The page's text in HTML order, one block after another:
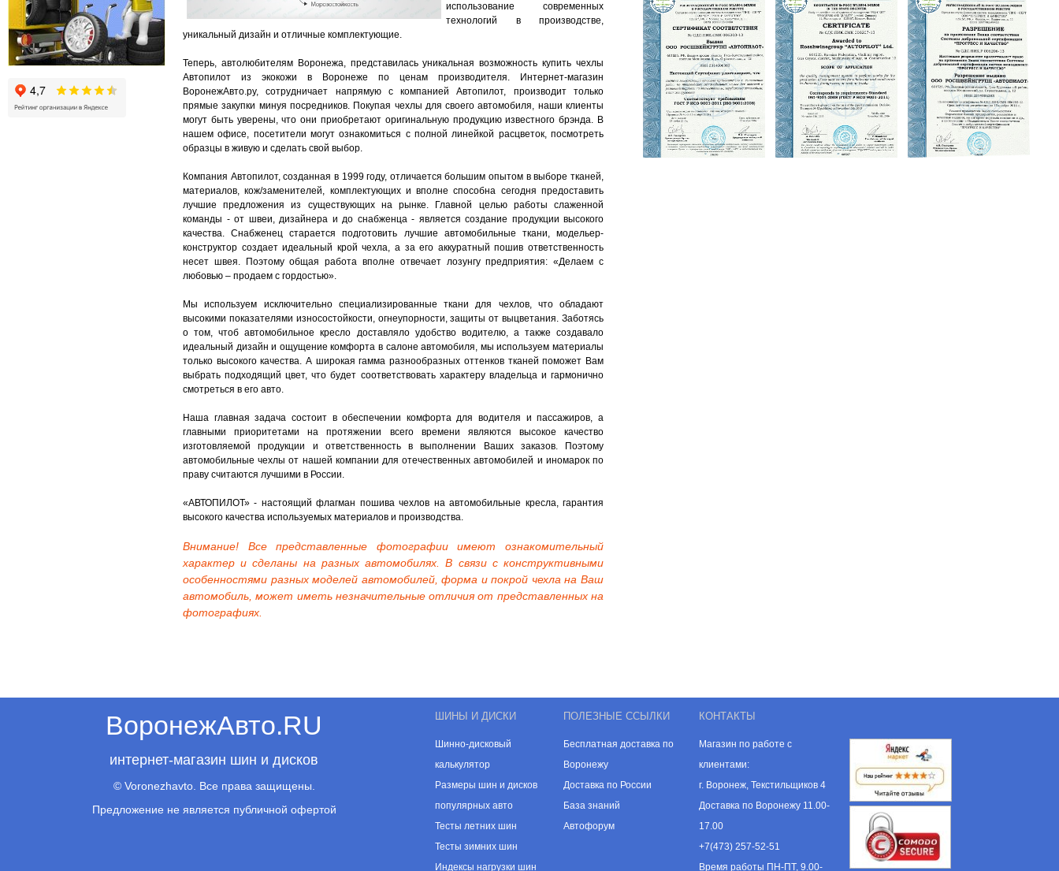
использование современных
технологий в производстве,
уникальный дизайн и отличные комплектующие.
Теперь, автолюбителям Воронежа, представилась уникальная возможность купить чехлы
Автопилот из экокожи в Воронеже по ценам производителя. Интернет-магазин
ВоронежАвто.ру, сотрудничает напрямую с компанией Автопилот, производит только
прямые закупки минуя посредников. Покупая чехлы для своего автомобиля, наши клиенты
могут быть уверены, что они приобретают оригинальную продукцию известного брэнда. В
нашем офисе, посетители могут ознакомиться с полной линейкой расцветок, посмотреть
образцы в живую и сделать свой выбор.
Компания Автопилот, созданная в 1999 году, отличается большим опытом в выборе тканей,
материалов, кож/заменителей, комплектующих и вполне способна сегодня предоставить
лучшие предложения из существующих на рынке. Главной целью работы слаженной
команды - от швеи, дизайнера и до снабженца - является создание продукции высокого
качества. Снабженец старается подготовить лучшие автомобильные ткани, модельер-
конструктор создает идеальный крой чехла, а за его аккуратный пошив ответственность
несет швея. Поэтому общая работа вполне отвечает лозунгу предприятия: «Делаем с
любовью – продаем с гордостью».
Мы используем исключительно специализированные ткани для чехлов, что обладают
высокими показателями износостойкости, огнеупорности, защиты от выцветания. Заботясь
о том, чтоб автомобильное кресло доставляло удобство водителю, а также создавало
идеальный дизайн и ощущение комфорта в салоне автомобиля, мы используем материалы
только высокого качества. А широкая гамма разнообразных оттенков тканей поможет Вам
выбрать подходящий цвет, что будет соответствовать характеру владельца и гармонично
смотреться в его авто.
Наша главная задача состоит в обеспечении комфорта для водителя и пассажиров, а
главными приоритетами на протяжении всего времени являются высокое качество
изготовляемой продукции и ответственность в выполнении Ваших заказов. Поэтому
автомобильные чехлы от нашей компании для отечественных автомобилей и иномарок по
праву считаются лучшими в России.
«АВТОПИЛОТ» - настоящий флагман пошива чехлов на автомобильные кресла, гарантия
высокого качества используемых материалов и производства.
Внимание! Все представленные фотографии имеют ознакомительный
характер и сделаны на разных автомобилях. В связи с конструктивными
особенностями разных моделей автомобилей, форма и покрой чехла на Ваш
автомобиль, может иметь незначительные отличия от представленных на
фотографиях.
ВоронежАвто.RU
интернет-магазин шин и дисков
© Voronezhavto. Все права защищены.
Предложение не является публичной офертой
ШИНЫ И ДИСКИ
Шинно-дисковый
калькулятор
Размеры шин и дисков
популярных авто
Тесты летних шин
Тесты зимних шин
Индексы нагрузки шин
ПОЛЕЗНЫЕ ССЫЛКИ
Бесплатная доставка по
Воронежу
Доставка по России
База знаний
Автофорум
КОНТАКТЫ
Магазин по работе с
клиентами:
г. Воронеж, Текстильщиков 4
Доставка по Воронежу 11.00-
17.00
+7(473) 257-52-51
Время работы ПН-ПТ, 9.00-